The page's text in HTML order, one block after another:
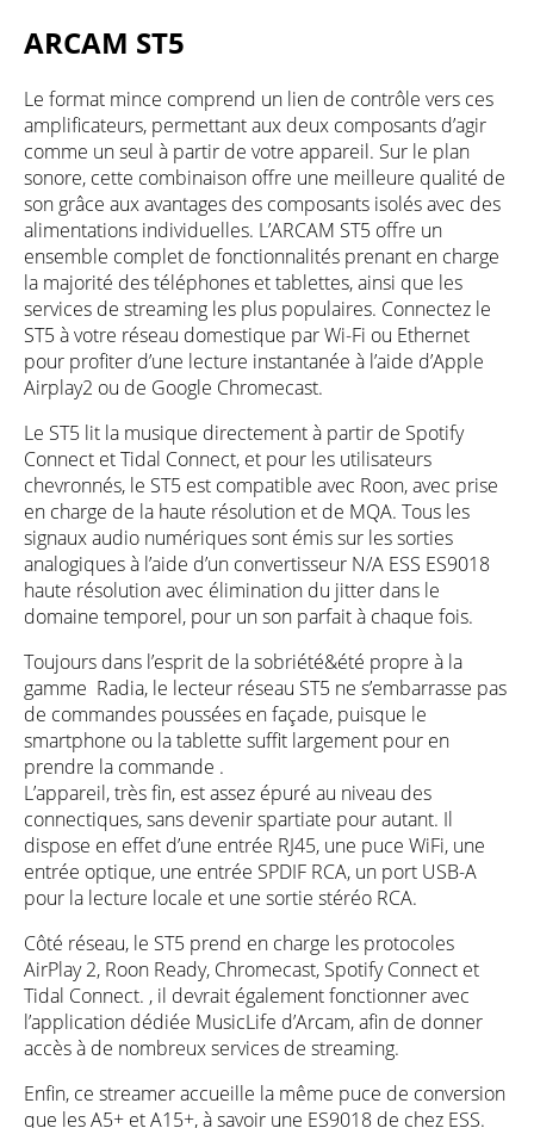
ARCAM ST5
Le format mince comprend un lien de contrôle vers ces
amplificateurs, permettant aux deux composants d’agir
comme un seul à partir de votre appareil. Sur le plan
sonore, cette combinaison offre une meilleure qualité de
son grâce aux avantages des composants isolés avec des
alimentations individuelles. L’ARCAM ST5 offre un
ensemble complet de fonctionnalités prenant en charge
la majorité des téléphones et tablettes, ainsi que les
services de streaming les plus populaires. Connectez le
ST5 à votre réseau domestique par Wi-Fi ou Ethernet
pour profiter d’une lecture instantanée à l’aide d’Apple
Airplay2 ou de Google Chromecast.
Le ST5 lit la musique directement à partir de Spotify
Connect et Tidal Connect, et pour les utilisateurs
chevronnés, le ST5 est compatible avec Roon, avec prise
en charge de la haute résolution et de MQA. Tous les
signaux audio numériques sont émis sur les sorties
analogiques à l’aide d’un convertisseur N/A ESS ES9018
haute résolution avec élimination du jitter dans le
domaine temporel, pour un son parfait à chaque fois.
Toujours dans l’esprit de la sobriété&été propre à la
gamme Radia, le lecteur réseau ST5 ne s’embarrasse pas
de commandes poussées en façade, puisque le
smartphone ou la tablette suffit largement pour en
prendre la commande .
L’appareil, très fin, est assez épuré au niveau des
connectiques, sans devenir spartiate pour autant. Il
dispose en effet d’une entrée RJ45, une puce WiFi, une
entrée optique, une entrée SPDIF RCA, un port USB-A
pour la lecture locale et une sortie stéréo RCA.
Côté réseau, le ST5 prend en charge les protocoles
AirPlay 2, Roon Ready, Chromecast, Spotify Connect et
Tidal Connect. , il devrait également fonctionner avec
l’application dédiée MusicLife d’Arcam, afin de donner
accès à de nombreux services de streaming.
Enfin, ce streamer accueille la même puce de conversion
que les A5+ et A15+, à savoir une ES9018 de chez ESS.